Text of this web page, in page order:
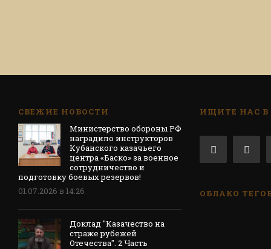
СВЕЖИЕ НОВОСТИ
Министерство обороны РФ
наградило инструкторов
Кубанского казачьего
центра «Баско» за военное
сотрудничество и
подготовку боевых резервов!
01.07.2026 в 14:26
Доклад "Казачество на
страже рубежей
Отечества". 2 Часть
ИЩИТЕ НАС В
ОБЛАКО